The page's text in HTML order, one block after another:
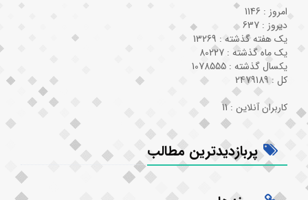
امروز : 1146
دیروز : 637
یک هفته گذشته : 13269
یک ماه گذشته : 80227
یکسال گذشته : 1078555
کل : 2479189
کاربران آنلاین : 11
پربازدیدترین مطالب